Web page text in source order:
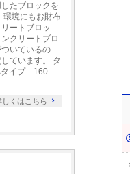
たブロックを
環境にもお財布
ートブロッ
クリートブロ
いているの
ています。 タ
タイプ 160 …
しくはこちら